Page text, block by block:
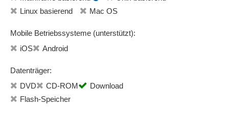
Linux basierend
Mac OS
Mobile Betriebssysteme (unterstützt):
iOS
Android
Datenträger:
DVD
CD-ROM
Download
Flash-Speicher